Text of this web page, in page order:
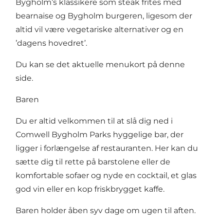
Bygholm’s klassikere som steak frites med
bearnaise og Bygholm burgeren, ligesom der
altid vil være vegetariske alternativer og en
’dagens hovedret’.
Du kan se det aktuelle menukort på denne
side.
Baren
Du er altid velkommen til at slå dig ned i
Comwell Bygholm Parks hyggelige bar, der
ligger i forlængelse af restauranten. Her kan du
sætte dig til rette på barstolene eller de
komfortable sofaer og nyde en cocktail, et glas
god vin eller en kop friskbrygget kaffe.
Baren holder åben syv dage om ugen til aften.